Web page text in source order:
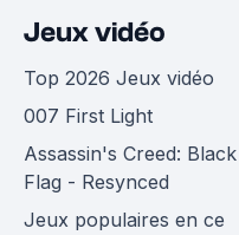
Jeux vidéo
Top 2026 Jeux vidéo
007 First Light
Assassin's Creed: Black
Flag - Resynced
Jeux populaires en ce